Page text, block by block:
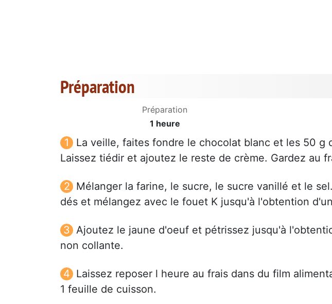
Préparation
Préparation
1 heure
La veille, faites fondre le chocolat blanc et les 50 g
Laissez tiédir et ajoutez le reste de crème. Gardez au
Mélanger la farine, le sucre, le sucre vanillé et le
dés et mélangez avec le fouet K jusqu'à l'obtention
Ajoutez le jaune d'oeuf et pétrissez jusqu'à
non collante.
Laissez reposer l heure au frais dans du film
1 feuille de cuisson.